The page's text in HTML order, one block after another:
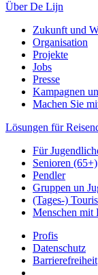
Über De Lijn
Zukunft und
Organisation
Projekte
Jobs
Presse
Kampagnen
Machen Sie
Lösungen für
Für
Senioren (65+)
Pendler
Gruppen un
(Tages-)
Menschen mit
Profis
Datenschutz
Barrierefreiheit